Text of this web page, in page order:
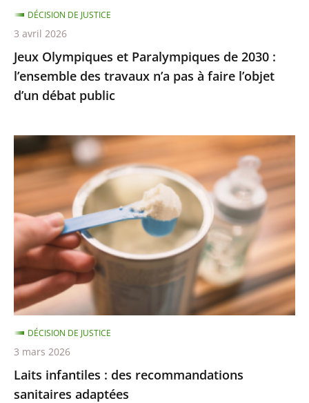
n’a
pas
à
faire
l’objet
débat
public
Jeux Olympiques et Paralympiques de 2030 :
l’ensemble des travaux n’a pas à faire l’objet
d’un débat public
DÉCISION DE JUSTICE
3 avril 2026
Laits
infantiles
:
recommandations
sanitaires
adaptées
Laits infantiles : des recommandations
sanitaires adaptées
DÉCISION DE JUSTICE
3 mars 2026